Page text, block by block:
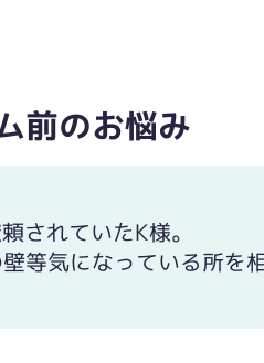
前のお悩み
されていたK様。
等気になっている所を
断熱性の高いサッシに取